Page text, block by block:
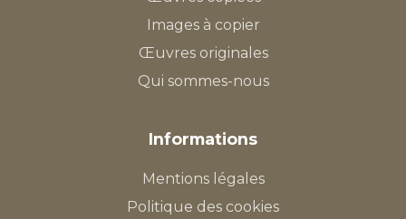
Images à copier
Œuvres originales
Qui sommes-nous
Informations
Mentions légales
Politique des cookies